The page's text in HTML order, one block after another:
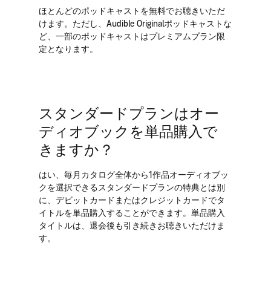
ほとんどのポッドキャストを無料でお聴きいただ
けます。ただし、Audible Originalポッドキャストな
ど、一部のポッドキャストはプレミアムプラン限
定となります。
スタンダードプランはオー
ディオブックを単品購入で
きますか？
はい、毎月カタログ全体から1作品オーディオブッ
クを選択できるスタンダードプランの特典とは別
に、デビットカードまたはクレジットカードでタ
イトルを単品購入することができます。単品購入
タイトルは、退会後も引き続きお聴きいただけま
す。